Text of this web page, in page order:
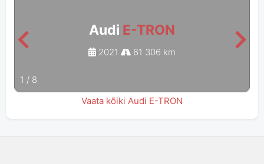
Audi E-TRON
2021 61 306 km
1 / 8
Vaata kõiki Audi E-TRON